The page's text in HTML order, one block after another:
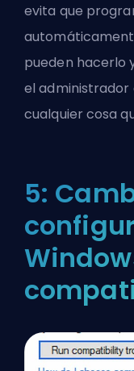
evita que
pueden hacerlo
el administrador
cualquier cosa
5: